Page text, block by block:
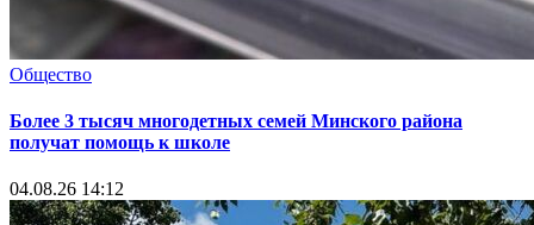
Общество
Более 3 тысяч многодетных семей Минского района
получат помощь к школе
04.08.26 14:12